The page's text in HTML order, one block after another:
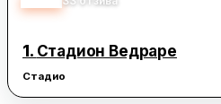
1. Стадион Ведраре
Стадио